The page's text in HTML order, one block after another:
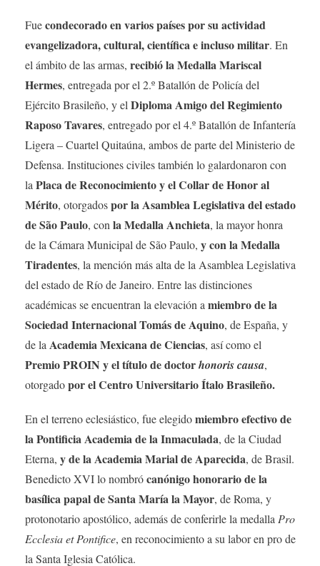
Fuecondecorado en varios países por su actividad
evangelizadora, cultural, científica e incluso militar. En
el ámbito de las armas, recibió la Medalla Mariscal
Hermes, entregada por el 2.º Batallón de Policía del
Ejército Brasileño, y elDiploma Amigo del Regimiento
Raposo Tavares, entregado por el 4.º Batallón de Infantería
Ligera – Cuartel Quitaúna, ambos de parte del Ministerio de
Defensa. Instituciones civiles también lo galardonaron con
laPlaca de Reconocimiento y el Collar de Honor al
Mérito, otorgadospor la Asamblea Legislativa del estado
de São Paulo, conla Medalla Anchieta, la mayor honra
de la Cámara Municipal de São Paulo, y con la Medalla
Tiradentes, la mención más alta de la Asamblea Legislativa
del estado de Río de Janeiro. Entre las distinciones
académicas se encuentran la elevación amiembro de la
Sociedad Internacional Tomás de Aquino, de España, y
de laAcademia Mexicana de Ciencias, así como el
Premio PROIN yel título de doctorhonoris causa,
otorgadopor el Centro Universitario Ítalo Brasileño.
En el terreno eclesiástico, fue elegidomiembro efectivo de
la Pontificia Academia de la Inmaculada, de la Ciudad
Eterna, y de la Academia Marial de Aparecida, de Brasil.
Benedicto XVI lo nombrócanónigo honorario de la
basílica papal de Santa María la Mayor, de Roma, y
protonotario apostólico, además de conferirle la medallaPro
Ecclesia et Pontifice, en reconocimiento a su labor en pro de
la Santa Iglesia Católica.